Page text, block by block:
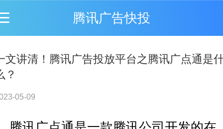
腾讯广告快投
文讲清！腾讯广告投放平台之腾讯广点通是
？
05-09